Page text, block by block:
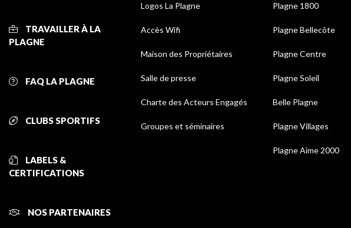
TRAVAILLER À LA
PLAGNE
FAQ LA PLAGNE
CLUBS SPORTIFS
LABELS &
CERTIFICATIONS
NOS PARTENAIRES
Logos La Plagne
Accès Wifi
Maison des Propriétaires
Salle de presse
Charte des Acteurs Engagés
Groupes et séminaires
Plagne 1800
Plagne Bellecôte
Plagne Centre
Plagne Soleil
Belle Plagne
Plagne Villages
Plagne Aime 2000